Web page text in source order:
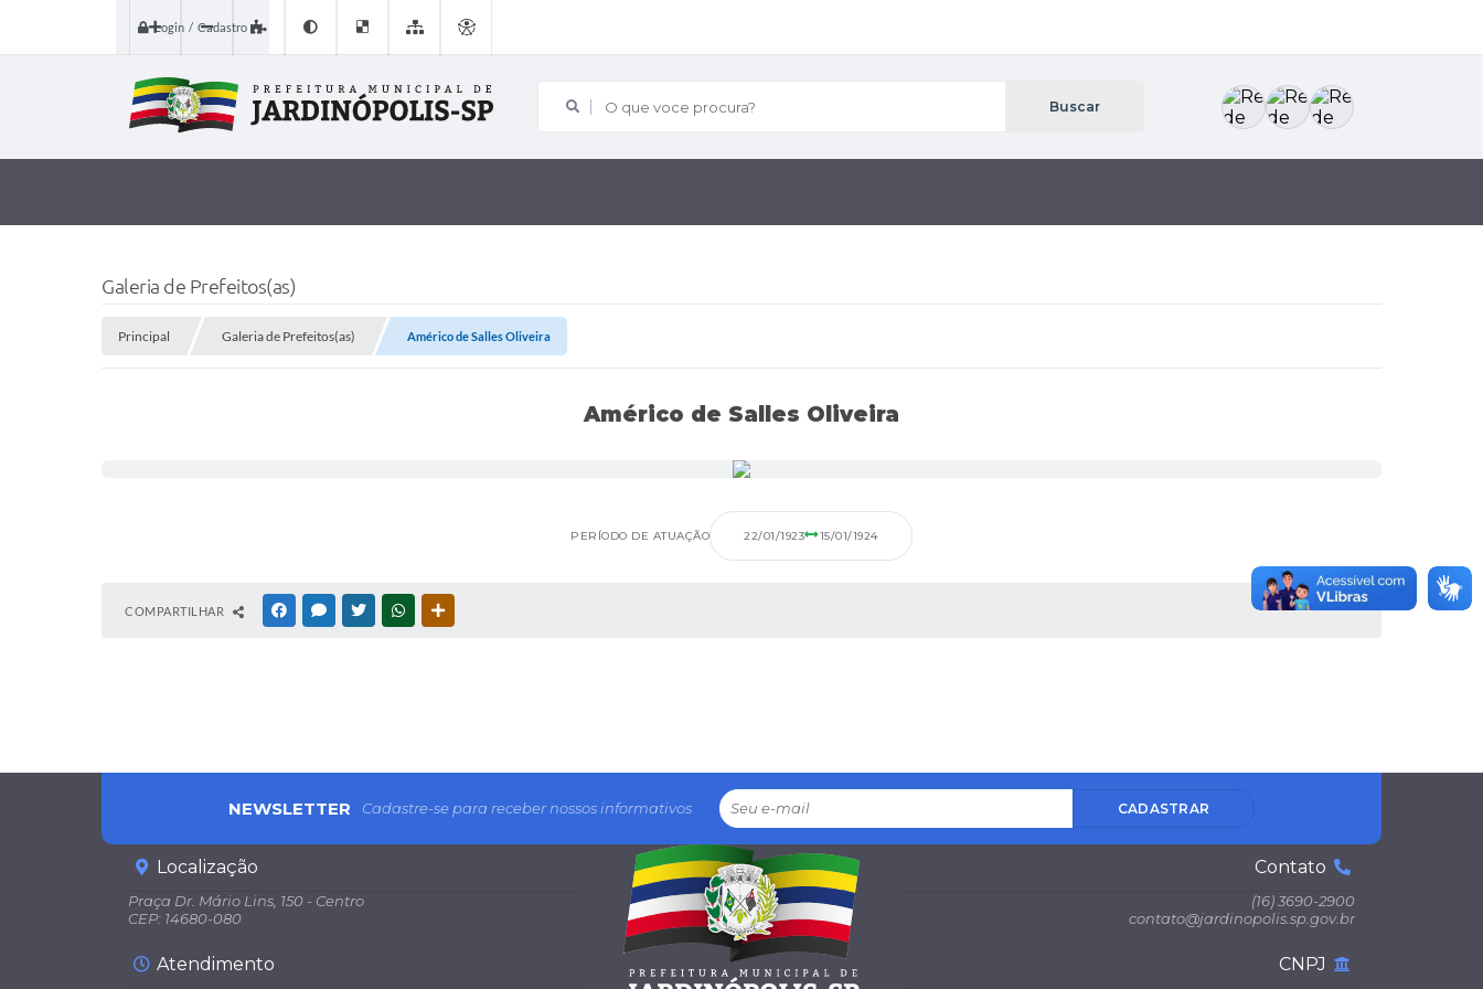
Login / Cadastro
O que voce procura?
Galeria de Prefeitos(as)
Principal Galeria de Prefeitos(as) Américo de Salles Oliveira
Américo de Salles Oliveira
PERÍODO DE ATUAÇÃO 22/01/1923 15/01/1924
COMPARTILHAR FACEBOOKMESSENGER
TWITTERWHATSAPP
NEWSLETTER Cadastre-se para receber nossos informativos CADASTRAR
Localização
Praça Dr. Mário Lins, 150 - Centro
CEP: 14680-080
Contato
(16) 3690-2900
contato@jardinopolis.sp.gov.br
Atendimento CNPJ